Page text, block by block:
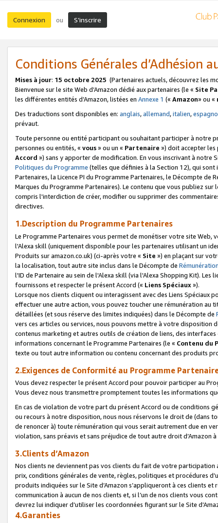
Connexion ou S’inscrire
Conditions Générales d’Adhésion
Mises à jour: 15 octobre 2025 (Partenaires actuels, découvrez les
Bienvenue sur le site Web d’Amazon dédié aux partenaires (le « Site
les différentes entités d’Amazon, listées en Annexe 1 (« Amazon» ou «
Des traductions sont disponibles en: anglais,allemand,italien,
prévaut.
Toute personne ou entité participant ou souhaitant participer à notre
personnes ou entités, « vous» ou un « Partenaire ») doit accepter les
Accord ») sans y apporter de modification. En vous inscrivant à notre
Politiques du Programme (telles que définies à la Section 12), qui
Partenaires, la Licence PI du Programme Partenaires, le Décompte de
Marques du Programme Partenaires). Le contenu que vous publiez
compris l'interdiction de créer, modifier ou supprimer des
directives.
1.Description du Programme Partenaires
Le Programme Partenaires vous permet de monétiser votre site Web,
l'Alexa skill (uniquement disponible pour les partenaires utilisant un
Produits sur amazon.co.uk) (ci-après votre « Site ») en plaçant sur
la localisation, tout autre site inclus dans le Décompte de
l'ID de Partenaire au sein de l'Alexa skill (via l'Alexa Shopping Kit).
fournissons et respecter le présent Accord (« Liens Spéciaux»).
Lorsque nos clients cliquent ou interagissent avec des Liens Spéciaux
effectuer une autre action, vous pouvez toucher une rémunération
détaillées (et sous réserve des limites indiquées) dans le Décompte de
vers ces articles ou services, nous pouvons mettre à votre disposition
contenus marketing et autres outils de création de liens, des
informations concernant le Programme Partenaires (le « Contenu du
texte ou tout autre information ou contenu concernant des produits
2.Exigences de Conformité au Programme
Vous devez respecter le présent Accord pour pouvoir participer au
Vous devez nous transmettre promptement toutes les informations
En cas de violation de votre part du présent Accord ou de conditions
ou recours à notre disposition, nous nous réservons le droit de (dans
de renoncer à) toute rémunération qui vous serait autrement due en
violation, sans préavis et sans préjudice de tout autre droit
3.Clients d’Amazon
Nos clients ne deviennent pas vos clients du fait de votre
prix, conditions générales de vente, règles, politiques et procédures
produits indiquées sur le Site d’Amazon s’appliqueront à ces clients
communication à aucun de nos clients et, si l’un de nos clients vous
devrez lui indiquer d’utiliser les coordonnées figurant sur le Site
4.Garanties